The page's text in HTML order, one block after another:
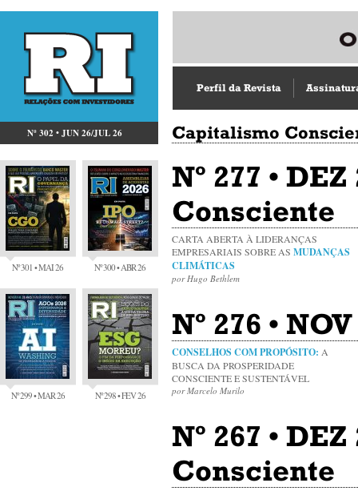
Nº 302 • JUN 26/JUL 26
Nº 301 • MAI 26 Nº 300 • ABR 26
Nº 299 • MAR 26 Nº 298 • FEV 26
Perfil da Revista
Capitalismo
Nº 277 •
Consciente
CARTA ABERTA À LIDERANÇAS
EMPRESARIAIS SOBRE AS MUDANÇAS
CLIMÁTICAS
por Hugo Bethlem
Nº 276 •
CONSELHOS COM PROPÓSITO: A
BUSCA DA PROSPERIDADE
CONSCIENTE E SUSTENTÁVEL
por Marcelo Murilo
Nº 267 •
Consciente